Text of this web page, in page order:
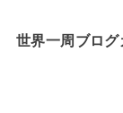
世界一周ブログ